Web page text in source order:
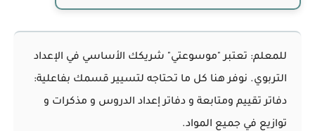
للمعلم: تعتبر "موسوعتي" شريكك الأساسي في الإعداد
التربوي. نوفر هنا كل ما تحتاجه لتسيير قسمك بفاعلية:
دفاتر تقييم ومتابعة و دفاتر إعداد الدروس و مذكرات و
توازيع في جميع المواد.